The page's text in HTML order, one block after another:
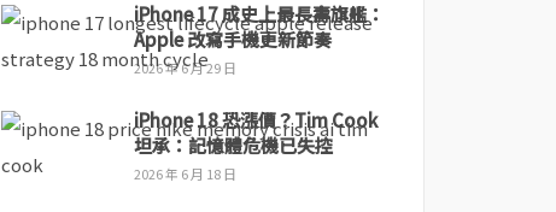
iPhone 17 成史上最長壽旗艦：
Apple 改寫手機更新節奏
2026 年 6 月 29 日
iPhone 18 恐漲價？Tim Cook
坦承：記憶體危機已失控
2026 年 6 月 18 日